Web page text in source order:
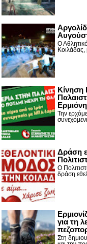
Ο
Κοιλάδας,
Κίνηση
Την
Δράση
Ο
δράση
για τη
Στη